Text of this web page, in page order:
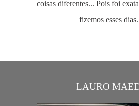
coisas diferentes... Pois foi
fizemos esses
LAURO